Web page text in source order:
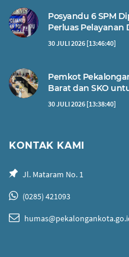
Posyandu 6 SPM
Perluas Pelayanan
30 JULI 2026 [13:46:40]
Pemkot
Barat dan SKO
30 JULI 2026 [13:38:40]
KONTAK KAMI
Jl. Mataram No. 1
(0285) 421093